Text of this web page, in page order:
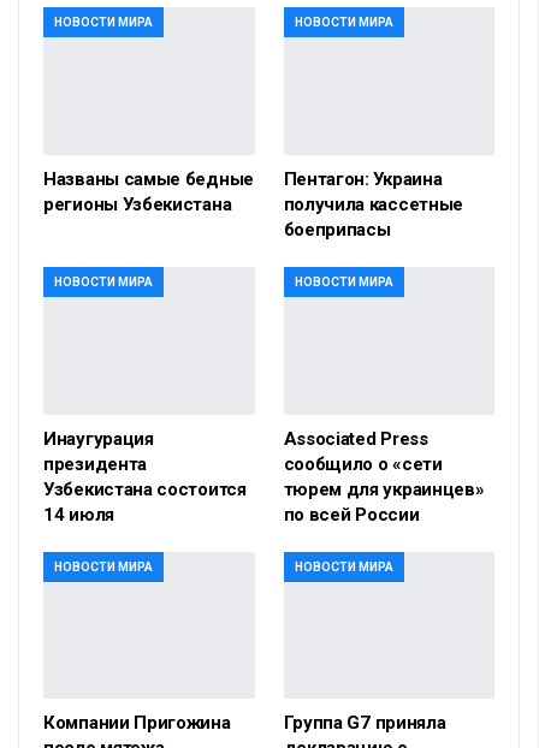
НОВОСТИ МИРА
Названы самые бедные
регионы Узбекистана
НОВОСТИ МИРА
Пентагон: Украина
получила кассетные
боеприпасы
НОВОСТИ МИРА
Инаугурация
президента
Узбекистана состоится
14 июля
НОВОСТИ МИРА
Associated Press
сообщило о «сети
тюрем для украинцев»
по всей России
НОВОСТИ МИРА
Компании Пригожина
НОВОСТИ МИРА
Группа G7 приняла